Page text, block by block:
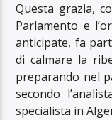
Questa grazia,
Parlamento e
anticipate, fa
di calmare la
preparando nel
secondo
specialista in